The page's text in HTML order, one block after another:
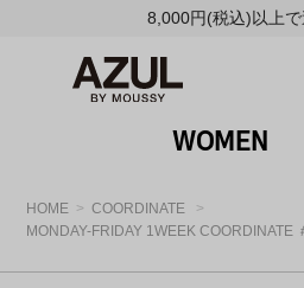
8,000円(税込)以上で
WOMEN
HOME
COORDINATE
MONDAY-FRIDAY 1WEEK COORDINATE